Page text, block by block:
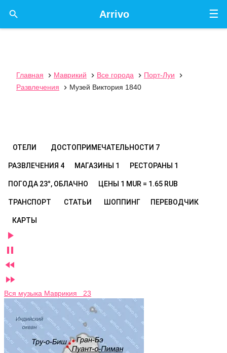
☰
Arrivo

Главная  Маврикий  Все города  Порт-Луи

Развлечения
 Музей Виктория 1840
ОТЕЛИ ДОСТОПРИМЕЧАТЕЛЬНОСТИ 7
РАЗВЛЕЧЕНИЯ 4 МАГАЗИНЫ 1 РЕСТОРАНЫ 1
ПОГОДА 23°, ОБЛАЧНО ЦЕНЫ 1 MUR = 1.65 RUB
ТРАНСПОРТ СТАТЬИ ШОППИНГ ПЕРЕВОДЧИК
КАРТЫ




Вся музыка Маврикия 23